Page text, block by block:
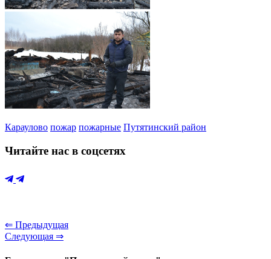
Караулово пожар пожарные Путятинский район
Читайте нас в соцсетях
⇐ Предыдущая
Следующая ⇒